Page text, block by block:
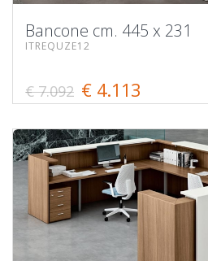
Bancone cm. 445 x 231
ITREQUZE12
€ 7.092 € 4.113